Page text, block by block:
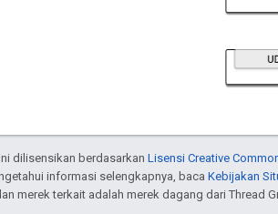
dilisensikan berdasarkan Lisensi Creative
informasi selengkapnya, baca Kebijakan
merek terkait adalah merek dagang dari Thread